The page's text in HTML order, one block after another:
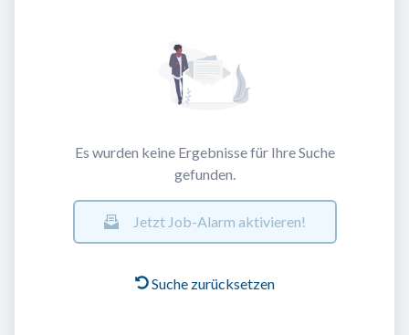
Es wurden keine Ergebnisse für Ihre Suche
gefunden.
Jetzt Job-Alarm aktivieren!
Suche zurücksetzen